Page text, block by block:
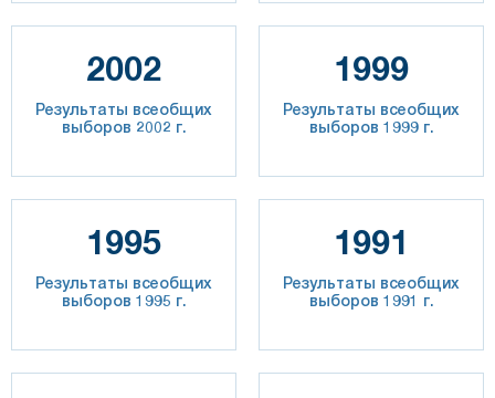
2002
Результаты всеобщих
выборов 2002 г.
1999
Результаты всеобщих
выборов 1999 г.
1995
Результаты всеобщих
выборов 1995 г.
1991
Результаты всеобщих
выборов 1991 г.